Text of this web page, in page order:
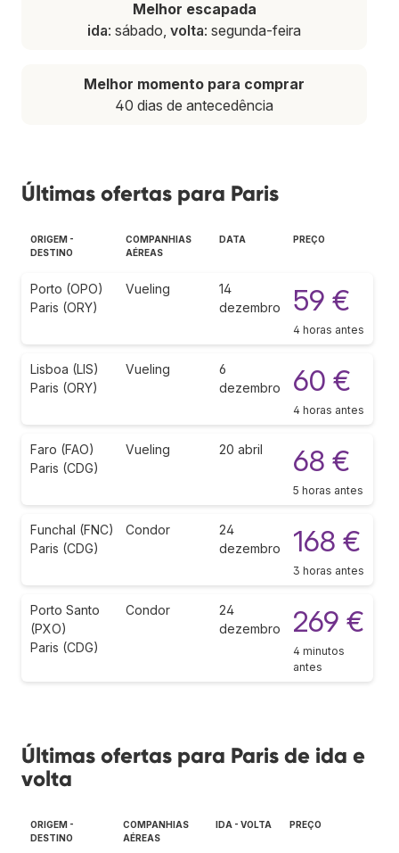
Melhor escapada
ida: sábado, volta: segunda-feira
Melhor momento para comprar
40 dias de antecedência
Últimas ofertas para Paris
ORIGEM -
DESTINO
COMPANHIAS
AÉREAS
DATA PREÇO
Porto (OPO)
Paris (ORY)
Vueling
14
dezembro
59 €
4 horas antes
Lisboa (LIS)
Paris (ORY)
Vueling
6
dezembro
60 €
4 horas antes
Faro (FAO)
Paris (CDG)
Vueling 20 abril 68 €
5 horas antes
Funchal (FNC)
Paris (CDG)
Condor
24
dezembro
168 €
3 horas antes
Porto Santo
(PXO)
Paris (CDG)
Condor
24
dezembro
269 €
4 minutos
antes
Últimas ofertas para Paris de ida e
volta
ORIGEM -
DESTINO
COMPANHIAS
AÉREAS
IDA - VOLTA PREÇO